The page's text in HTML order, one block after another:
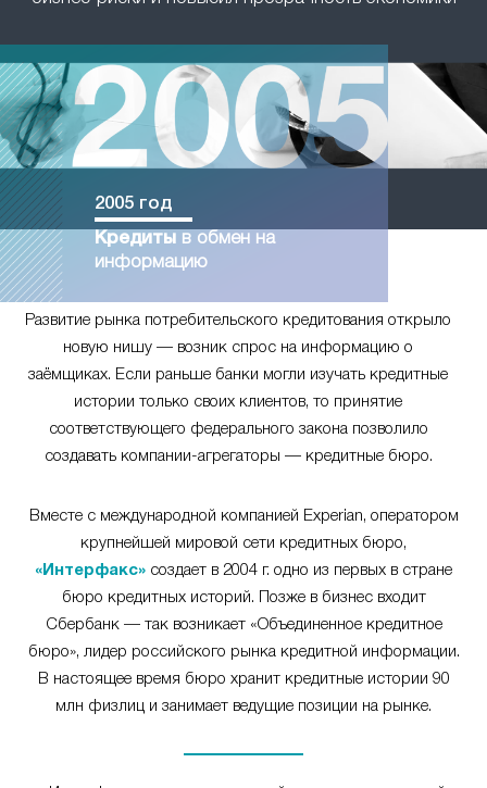
2005 год
Кредиты в обмен на
информацию
Развитие рынка потребительского кредитования открыло
новую нишу — возник спрос на информацию о
заёмщиках. Если раньше банки могли изучать кредитные
истории только своих клиентов, то принятие
соответствующего федерального закона позволило
создавать компании-агрегаторы — кредитные бюро.
Вместе с международной компанией Experian, оператором
крупнейшей мировой сети кредитных бюро,
«Интерфакс» создает в 2004 г. одно из первых в стране
бюро кредитных историй. Позже в бизнес входит
Сбербанк — так возникает «Объединенное кредитное
бюро», лидер российского рынка кредитной информации.
В настоящее время бюро хранит кредитные истории 90
млн физлиц и занимает ведущие позиции на рынке.